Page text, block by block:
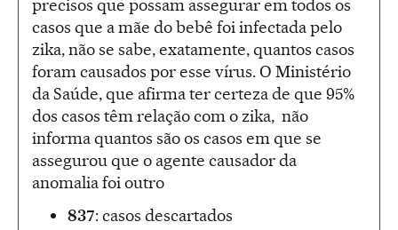
precisos que possam assegurar em todos os
casos que a mãe do bebê foi infectada pelo
zika, não se sabe, exatamente, quantos casos
foram causados por esse vírus. O Ministério
da Saúde, que afirma ter certeza de que 95%
dos casos têm relação com o zika, não
informa quantos são os casos em que se
assegurou que o agente causador da
anomalia foi outro
837: casos descartados